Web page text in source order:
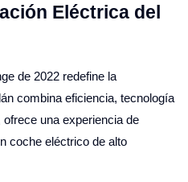
Eléctrica del
de 2022 redefine la
combina eficiencia, tecnología
una experiencia de
coche eléctrico de alto